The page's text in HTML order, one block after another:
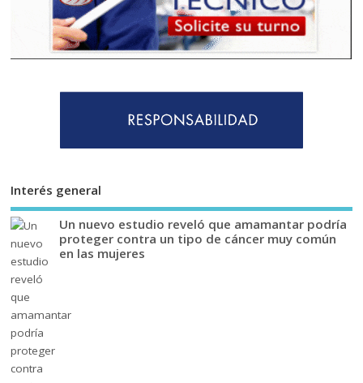
Interés general
Un nuevo estudio reveló que amamantar podría
proteger contra un tipo de cáncer muy común
en las mujeres